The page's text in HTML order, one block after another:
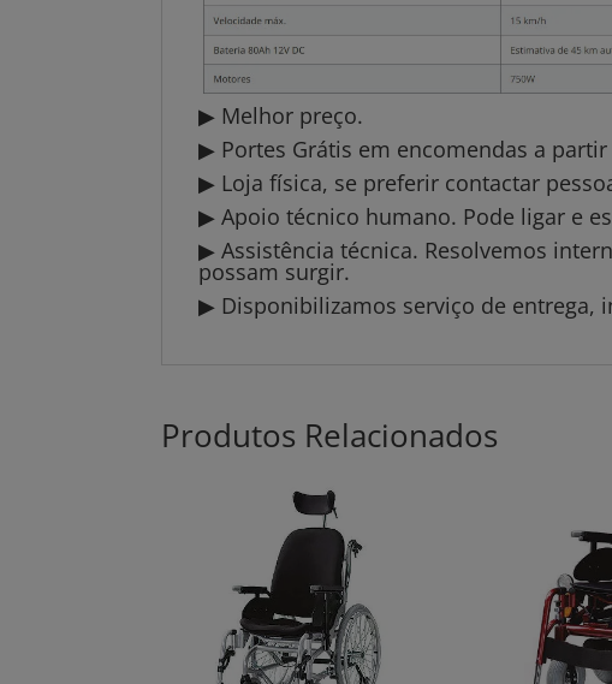
▶ Melhor preço.
▶ Portes Grátis em encomendas a partir
▶ Loja física, se preferir contactar
▶ Apoio técnico humano. Pode ligar e
▶ Assistência técnica. Resolvemos
possam surgir.
▶ Disponibilizamos serviço de entrega,
Produtos Relacionados